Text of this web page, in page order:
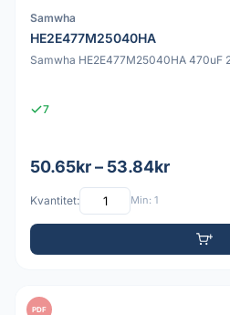
Samwha
HE2E477M25040HA
Samwha HE2E477M25040HA 470uF
7
50.65kr – 53.84kr
Kvantitet: Min: 1
PDF